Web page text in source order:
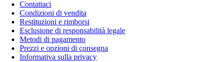
Contattaci
Condizioni di vendita
Restituzioni e rimborsi
Esclusione di responsabilità legale
Metodi di pagamento
Prezzi e opzioni di consegna
Informativa sulla privacy